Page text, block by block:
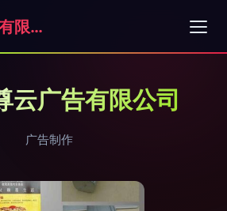
上海辰尊云广告有限公司
云广告有限公司
广告制作